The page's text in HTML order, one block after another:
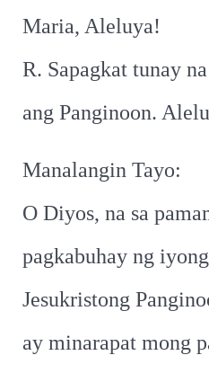
Maria, Aleluya!
R. Sapagkat tunay
ang Panginoon.
Manalangin Tayo:
O Diyos, na sa
pagkabuhay ng
Jesukristong
ay minarapat mong